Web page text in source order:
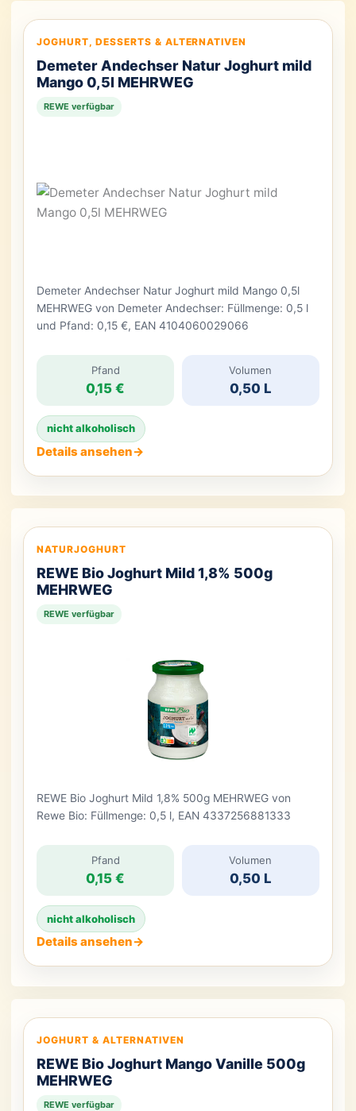
JOGHURT, DESSERTS & ALTERNATIVEN
Demeter Andechser Natur Joghurt mild
Mango 0,5l MEHRWEG
REWE verfügbar
Demeter Andechser Natur Joghurt mild Mango 0,5l
MEHRWEG von Demeter Andechser: Füllmenge: 0,5 l
und Pfand: 0,15 €, EAN 4104060029066
Pfand
0,15 €
Volumen
0,50 L
nicht alkoholisch
Details ansehen→
NATURJOGHURT
REWE Bio Joghurt Mild 1,8% 500g
MEHRWEG
REWE verfügbar
REWE Bio Joghurt Mild 1,8% 500g MEHRWEG von
Rewe Bio: Füllmenge: 0,5 l, EAN 4337256881333
Pfand
0,15 €
Volumen
0,50 L
nicht alkoholisch
Details ansehen→
JOGHURT & ALTERNATIVEN
REWE Bio Joghurt Mango Vanille 500g
MEHRWEG
REWE verfügbar